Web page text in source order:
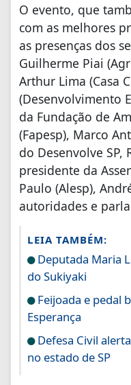
O evento, que
com as melhores
as presenças dos
Guilherme Piai
Arthur Lima (Casa
(Desenvolvimento
da Fundação de
(Fapesp), Marco
do Desenvolve SP,
presidente da
Paulo (Alesp),
autoridades e
LEIA TAMBÉM:
Deputada Maria
do Sukiyaki
Feijoada e pedal
Esperança
Defesa Civil
no estado de SP